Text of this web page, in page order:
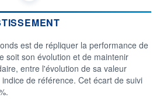
/ DIC
1 100
1 200
1 300
est de répliquer la performance de
soit son évolution et de maintenir
entre l'évolution de sa valeur
de référence. Cet écart de suivi